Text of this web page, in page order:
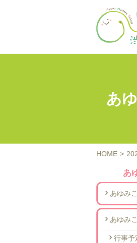
あ
HOME >
あ
あゆみ
あゆみ
行事予